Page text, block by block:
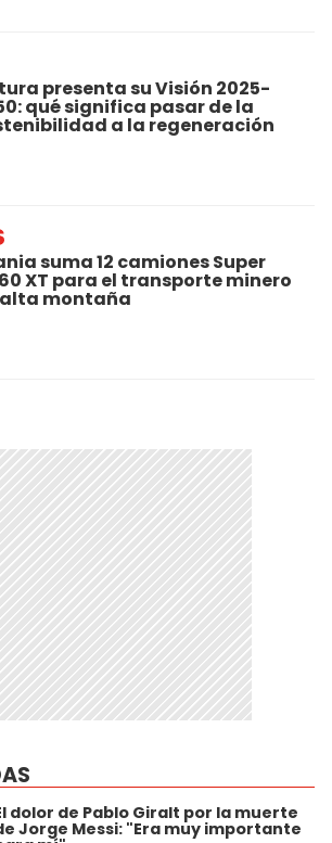
presenta su Visión 2025-
qué significa pasar de la
a la regeneración
suma 12 camiones Super
XT para el transporte minero
montaña
dolor de Pablo Giralt por la muerte
Jorge Messi: "Era muy importante